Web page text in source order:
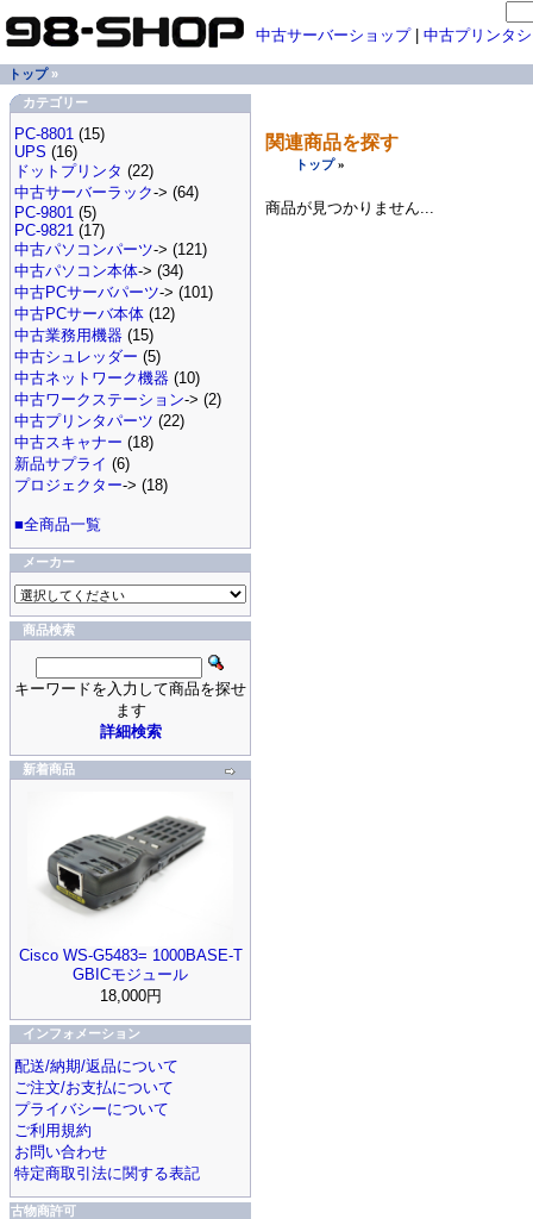
関連商品を探す
トップ»
商品が見つかりません...
中古サーバーショップ| 中古プリンタ
トップ»
カテゴリー
PC-8801 (15)
UPS (16)
ドットプリンタ (22)
中古サーバーラック-> (64)
PC-9801 (5)
PC-9821 (17)
中古パソコンパーツ-> (121)
中古パソコン本体-> (34)
中古PCサーバパーツ-> (101)
中古PCサーバ本体 (12)
中古業務用機器 (15)
中古シュレッダー (5)
中古ネットワーク機器 (10)
中古ワークステーション-> (2)
中古プリンタパーツ (22)
中古スキャナー (18)
新品サプライ (6)
プロジェクター-> (18)
■全商品一覧
メーカー
商品検索
キーワードを入力して商品を探せ
ます
詳細検索
新着商品
Cisco WS-G5483= 1000BASE-T
GBICモジュール
18,000円
インフォメーション
配送/納期/返品について
ご注文/お支払について
プライバシーについて
ご利用規約
お問い合わせ
特定商取引法に関する表記
古物商許可